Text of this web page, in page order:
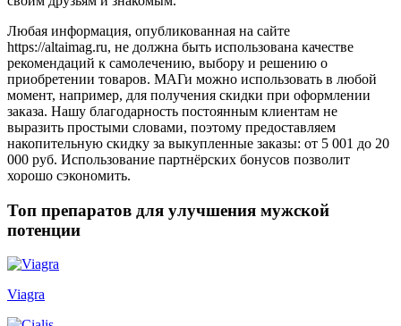
Любая информация, опубликованная на сайте
https://altaimag.ru, не должна быть использована качестве
рекомендаций к самолечению, выбору и решению о
приобретении товаров. МАГи можно использовать в любой
момент, например, для получения скидки при оформлении
заказа. Нашу благодарность постоянным клиентам не
выразить простыми словами, поэтому предоставляем
накопительную скидку за выкупленные заказы: от 5 001 до 20
000 руб. Использование партнёрских бонусов позволит
хорошо сэкономить.
Топ препаратов для улучшения мужской
потенции
Viagra